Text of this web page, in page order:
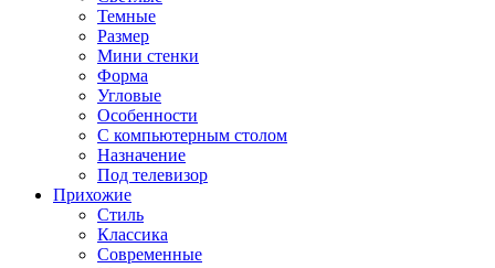
Темные
Размер
Мини стенки
Форма
Угловые
Особенности
С компьютерным столом
Назначение
Под телевизор
Прихожие
Стиль
Классика
Современные